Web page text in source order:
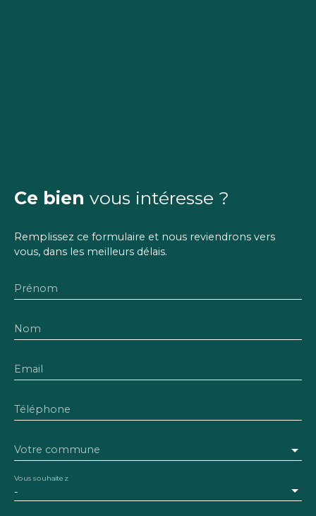
Ce bien vous intéresse ?
Remplissez ce formulaire et nous reviendrons vers
vous, dans les meilleurs délais.
Prénom
Nom
Email
Téléphone
Votre commune
-
Vous souhaitez